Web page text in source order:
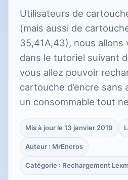
Utilisateurs de
(mais aussi de
35,41A,43), nous allons
dans le tutoriel suivant
vous allez pouvoir
cartouche d’encre sans
un consommable tout
Mis à jour le 13 janvier 2019
Auteur : MrEncros
Catégorie : Rechargement